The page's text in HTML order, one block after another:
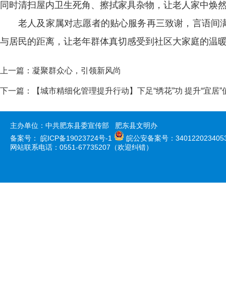
同时清扫屋内卫生死角、擦拭家具杂物，让老人家中焕
老人及家属对志愿者的贴心服务再三致谢，言语
与居民的距离，让老年群体真切感受到社区大家庭的温
上一篇： 凝聚群众心，引领新风尚
下一篇： 【城市精细化管理提升行动】下足“绣花”功 提升“宜居”
主办单位：中共肥东县委宣传部 肥东县文明办
备案号： 皖ICP备19023724号-1
皖公安备案号：
网站联系电话：0551-67735207（欢迎纠错）